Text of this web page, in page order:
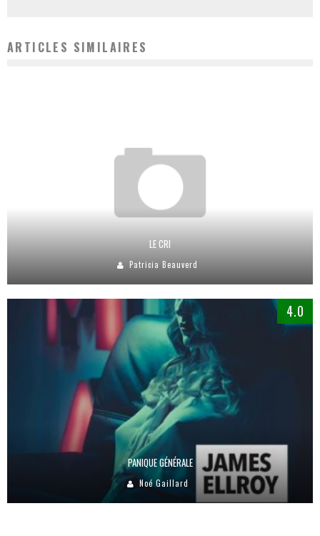
ARTICLES SIMILAIRES
LE CRI
Patricia Beauverd
4.0
PANIQUE GÉNÉRALE
Noé Gaillard